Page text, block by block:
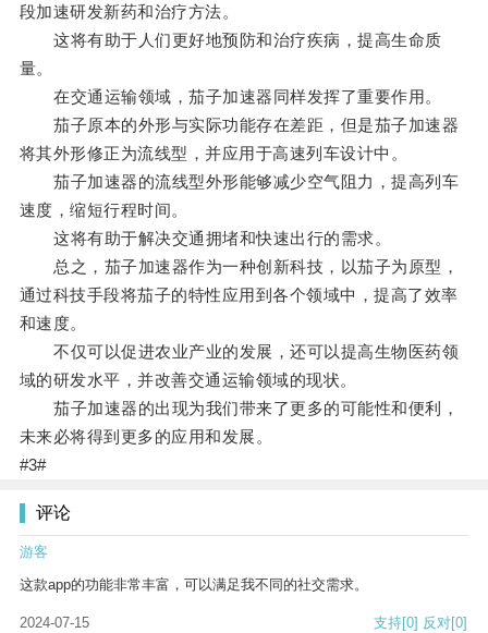
段加速研发新药和治疗方法。
这将有助于人们更好地预防和治疗疾病，提高生命质
量。
在交通运输领域，茄子加速器同样发挥了重要作用。
茄子原本的外形与实际功能存在差距，但是茄子加速器
将其外形修正为流线型，并应用于高速列车设计中。
茄子加速器的流线型外形能够减少空气阻力，提高列车
速度，缩短行程时间。
这将有助于解决交通拥堵和快速出行的需求。
总之，茄子加速器作为一种创新科技，以茄子为原型，
通过科技手段将茄子的特性应用到各个领域中，提高了效率
和速度。
不仅可以促进农业产业的发展，还可以提高生物医药领
域的研发水平，并改善交通运输领域的现状。
茄子加速器的出现为我们带来了更多的可能性和便利，
未来必将得到更多的应用和发展。
#3#
评论
游客
这款app的功能非常丰富，可以满足我不同的社交需求。
2024-07-15 支持[0] 反对[0]